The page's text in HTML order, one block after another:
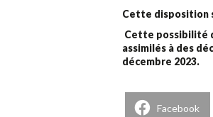
Cette disposition
Cette possibilité
assimilés à des
décembre 2023.
Facebook